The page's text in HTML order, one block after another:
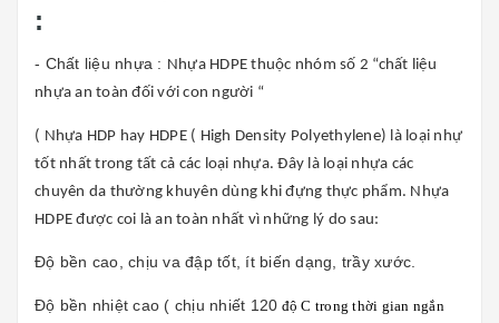
:
- Chất liệu nhựa : Nhựa HDPE thuộc nhóm số 2 “chất liệu
nhựa an toàn đối với con người “
( Nhựa HDP hay HDPE ( High Density Polyethylene) là loại nhự
tốt nhất trong tất cả các loại nhựa. Đây là loại nhựa các
chuyên da thường khuyên dùng khi đựng thực phẩm. Nhựa
HDPE được coi là an toàn nhất vì những lý do sau:
Độ bền cao, chịu va đập tốt, ít biến dạng, trầy xước.
Độ bền nhiệt cao ( chịu nhiết 120 độ C trong thời gian ngắn